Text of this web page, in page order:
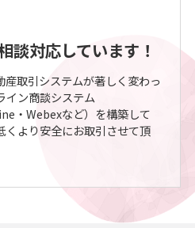
談対応しています！
取引システムが著しく変わっ
イン商談システム
・Webexなど）を構築して
くより安全にお取引させて頂